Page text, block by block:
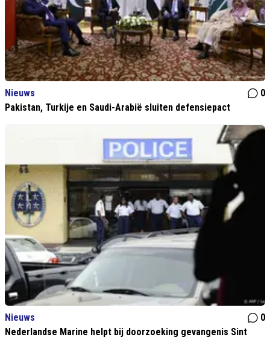
Nieuws
0
Pakistan, Turkije en Saudi-Arabië sluiten defensiepact
Nieuws
0
Nederlandse Marine helpt bij doorzoeking gevangenis Sint